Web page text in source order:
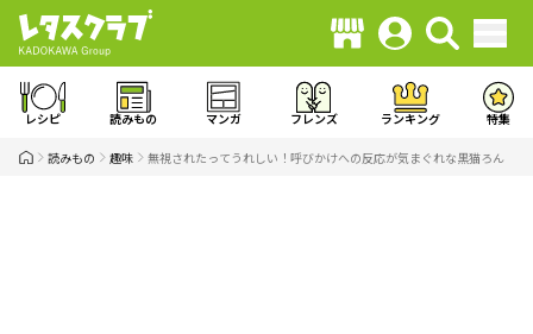
レシピ 読みもの マンガ フレンズ ランキング 特集
読みもの 趣味 無視されたってうれしい！呼びかけへの反応が気まぐれな黒猫ろん